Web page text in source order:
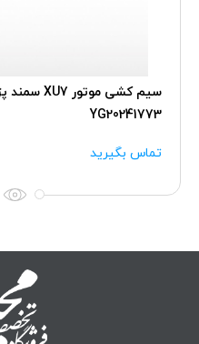
YG20241773
تماس بگیرید